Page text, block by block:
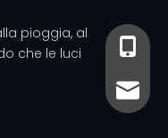
pioggia, al
che le luci
+86-
+86-